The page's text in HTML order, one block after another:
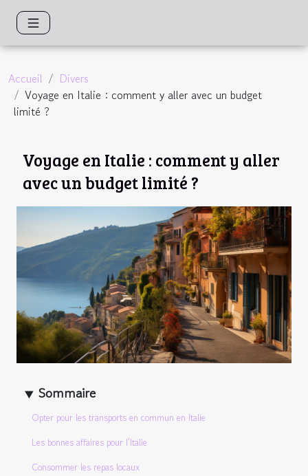
Accueil
Divers
Voyage en Italie : comment y aller avec un budget
limité ?
Voyage en Italie : comment y aller
avec un budget limité ?
Sommaire
Opter pour les transports en commun en Italie
Les bonnes affaires pour l’Italie
Consommer les repas locaux